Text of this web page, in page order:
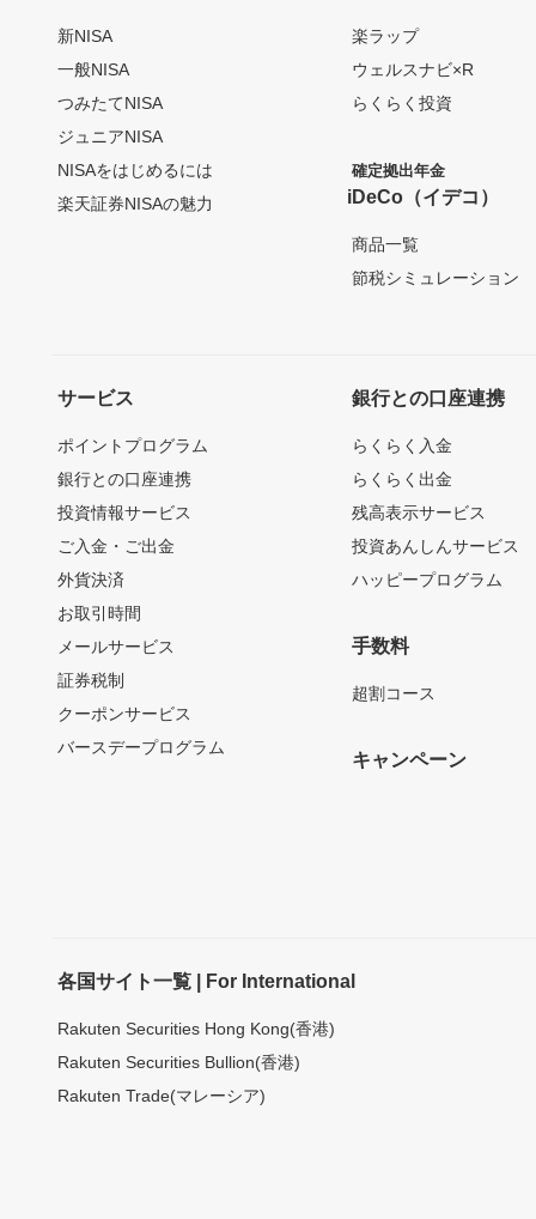
新NISA
一般NISA
つみたてNISA
ジュニアNISA
NISAをはじめるには
楽天証券NISAの魅力
楽ラップ
ウェルスナビ×R
らくらく投資
確定拠出年金
iDeCo（イデコ）
商品一覧
節税シミュレーション
サービス
ポイントプログラム
銀行との口座連携
投資情報サービス
ご入金・ご出金
外貨決済
お取引時間
メールサービス
証券税制
クーポンサービス
バースデープログラム
銀行との口座連携
らくらく入金
らくらく出金
残高表示サービス
投資あんしんサービス
ハッピープログラム
手数料
超割コース
キャンペーン
各国サイト一覧 | For International
Rakuten Securities Hong Kong(香港)
Rakuten Securities Bullion(香港)
Rakuten Trade(マレーシア)